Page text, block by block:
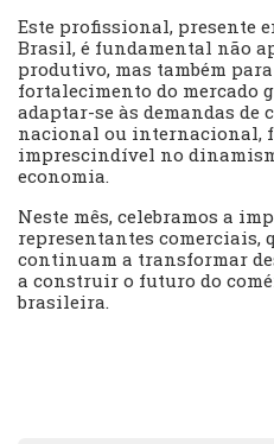
Este profissional, presente
Brasil, é fundamental não
produtivo, mas também
fortalecimento do mercado
adaptar-se às demandas de
nacional ou internacional,
imprescindível no
economia.
Neste mês, celebramos a
representantes comerciais,
continuam a transformar
a construir o futuro do
brasileira.